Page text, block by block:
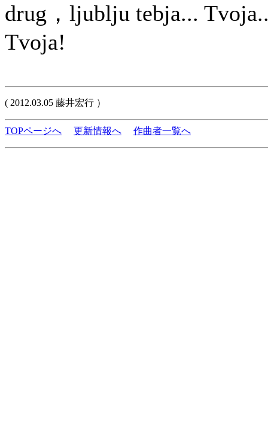
drug，ljublju tebja...
Tvoja!
( 2012.03.05 藤井宏行 ）
TOPページへ 更新情報へ 作曲者一覧へ